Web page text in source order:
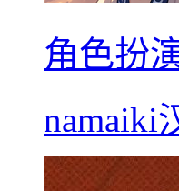
角色扮
namaiki